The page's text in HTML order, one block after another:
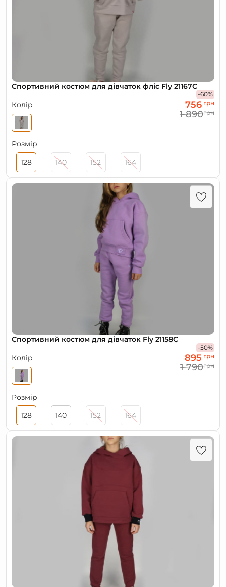
Спортивний костюм для дівчаток фліс Fly 21167C
Колір
-60%
756 грн
1 890грн
Розмір
128
140 152 164
Спортивний костюм для дівчаток Fly 21158C
Колір
-50%
895 грн
1 790грн
Розмір
128
140 152 164